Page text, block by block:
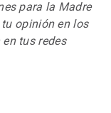
para la Madre
opinión en los
tus redes